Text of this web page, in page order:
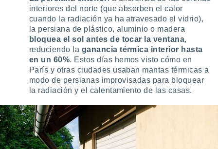
crear un
contenido
de la
el
del
de
interiores del norte (que absorben el calor
cuando la radiación ya ha atravesado el vidrio),
la persiana de plástico, aluminio o madera
bloquea el sol antes de tocar la ventana,
reduciendo la ganancia térmica interior hasta
en un 60%. Estos días hemos visto cómo en
París y otras ciudades usaban mantas térmicas a
modo de persianas improvisadas para bloquear
la radiación y el calentamiento de las casas.